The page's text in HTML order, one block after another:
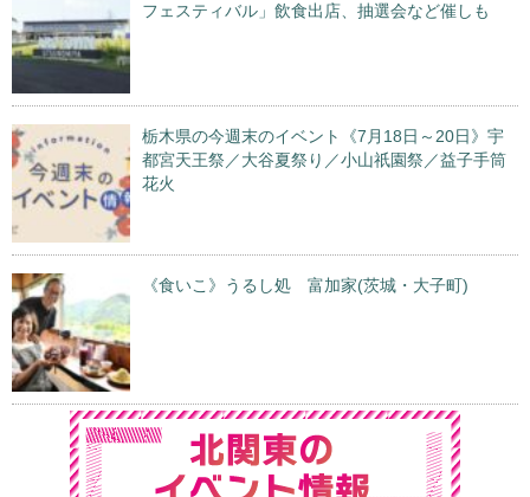
フェスティバル」飲食出店、抽選会など催しも
栃木県の今週末のイベント《7月18日～20日》宇
都宮天王祭／大谷夏祭り／小山祇園祭／益子手筒
花火
《食いこ》うるし処 富加家(茨城・大子町)